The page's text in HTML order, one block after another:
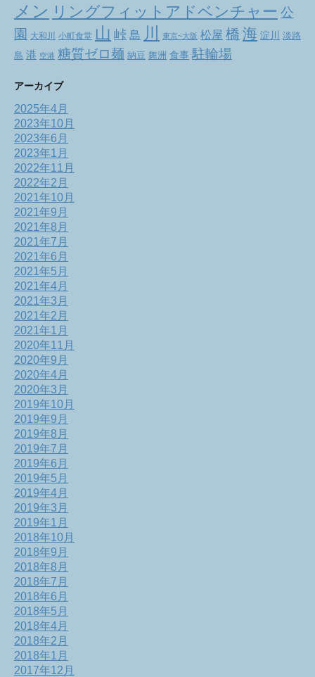
メン リングフィットアドベンチャー 公
園 大和川 小町食堂 山 峠 島 川 東京~大阪 松屋 橋 海 淀川 淡路
島 港 空港 糖質ゼロ麺 納豆 舞洲 食事 駐輪場
アーカイブ
2025年4月
2023年10月
2023年6月
2023年1月
2022年11月
2022年2月
2021年10月
2021年9月
2021年8月
2021年7月
2021年6月
2021年5月
2021年4月
2021年3月
2021年2月
2021年1月
2020年11月
2020年9月
2020年4月
2020年3月
2019年10月
2019年9月
2019年8月
2019年7月
2019年6月
2019年5月
2019年4月
2019年3月
2019年1月
2018年10月
2018年9月
2018年8月
2018年7月
2018年6月
2018年5月
2018年4月
2018年2月
2018年1月
2017年12月